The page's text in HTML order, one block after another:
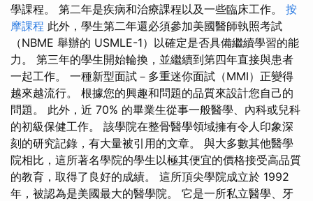
學課程。 第二年是疾病和治療課程以及一些臨床工作。 按
摩課程 此外，學生第二年還必須參加美國醫師執照考試
（NBME 舉辦的 USMLE-1）以確定是否具備繼續學習的能
力。 第三年的學生開始輪換，並繼續到第四年直接與患者
一起工作。 一種新型面試－多重迷你面試（MMI）正變得
越來越流行。 根據您的興趣和問題的品質來設計您自己的
問題。 此外，近 70% 的畢業生從事一般醫學、內科或兒科
的初級保健工作。 該學院在整骨醫學領域擁有令人印象深
刻的研究記錄，有大量被引用的文章。 與大多數其他醫學
院相比，這所著名學院的學生以極其便宜的價格接受高品質
的教育，取得了良好的成績。 這所頂尖學院成立於 1992
年，被認為是美國最大的醫學院。 它是一所私立醫學、牙